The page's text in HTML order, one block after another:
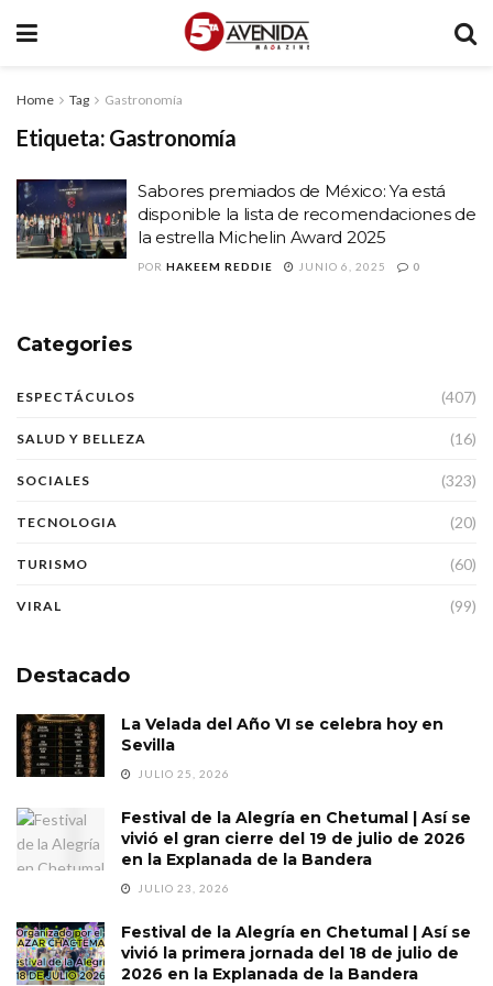
Home Tag Gastronomía
Etiqueta: Gastronomía
Sabores premiados de México: Ya está
disponible la lista de recomendaciones de
la estrella Michelin Award 2025
POR HAKEEM REDDIE JUNIO 6, 2025 0
Categories
ESPECTÁCULOS (407)
SALUD Y BELLEZA (16)
SOCIALES (323)
TECNOLOGIA (20)
TURISMO (60)
VIRAL (99)
Destacado
La Velada del Año VI se celebra hoy en
Sevilla
JULIO 25, 2026
Festival de la Alegría en Chetumal | Así se
vivió el gran cierre del 19 de julio de 2026
en la Explanada de la Bandera
JULIO 23, 2026
Festival de la Alegría en Chetumal | Así se
vivió la primera jornada del 18 de julio de
2026 en la Explanada de la Bandera